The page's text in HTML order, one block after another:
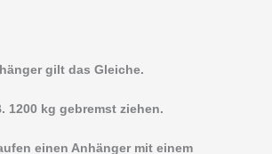
gilt das Gleiche.
1200 kg gebremst ziehen.
einen Anhänger mit einem